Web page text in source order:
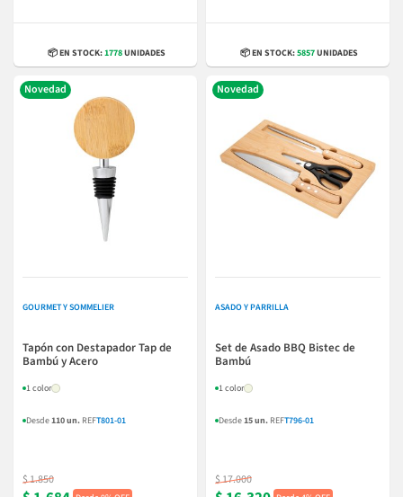
📦 EN STOCK:1778UNIDADES 📦 EN STOCK:5857UNIDADES
Novedad
GOURMET Y SOMMELIER
Tapón con Destapador Tap de
Bambú y Acero
1 color
Desde110 un. REFT801-01
$ 1.850
Novedad
ASADO Y PARRILLA
Set de Asado BBQ Bistec de
Bambú
1 color
Desde15 un. REFT796-01
$ 17.000